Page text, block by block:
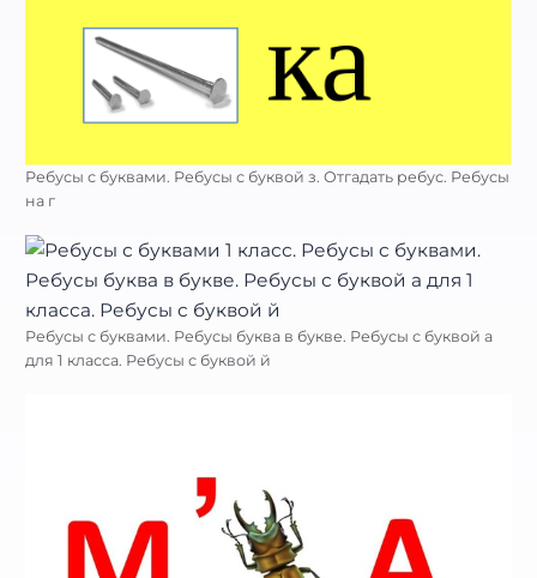
Ребусы с буквами. Ребусы с буквой з. Отгадать ребус. Ребусы
на г
Ребусы с буквами. Ребусы буква в букве. Ребусы с буквой а
для 1 класса. Ребусы с буквой й